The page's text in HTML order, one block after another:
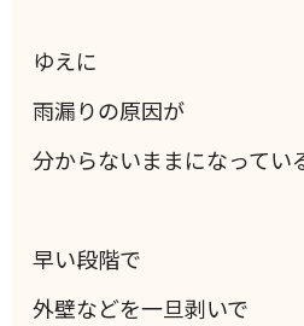
ゆえに
雨漏りの原因が
分からないままになってい
早い段階で
外壁などを一旦剥いで